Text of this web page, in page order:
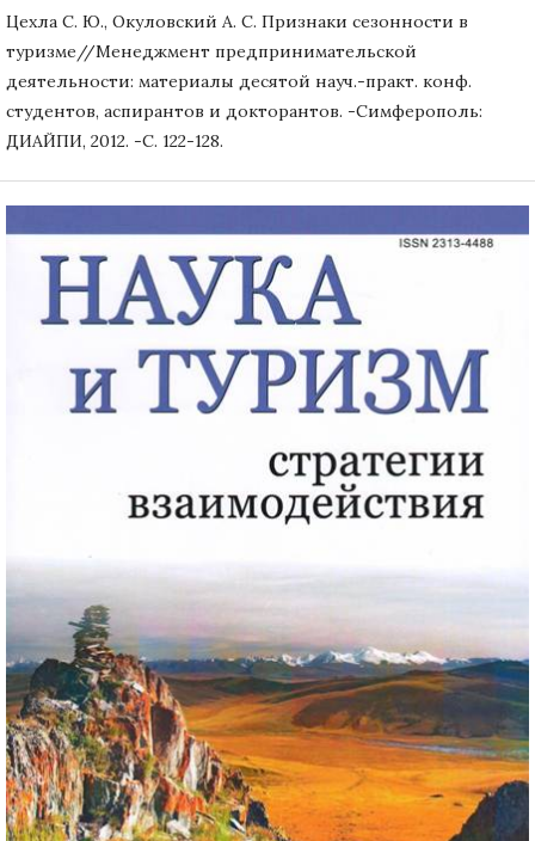
Цехла С. Ю., Окуловский А. С. Признаки сезонности в
туризме//Менеджмент предпринимательской
деятельности: материалы десятой науч.-практ. конф.
студентов, аспирантов и докторантов. -Симферополь:
ДИАЙПИ, 2012. -С. 122-128.